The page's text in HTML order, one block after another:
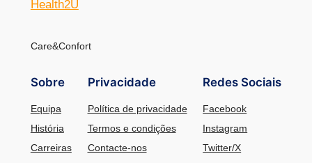
Health2U
Care&Confort
Sobre
Equipa
História
Carreiras
Privacidade
Política de privacidade
Termos e condições
Contacte-nos
Redes Sociais
Facebook
Instagram
Twitter/X